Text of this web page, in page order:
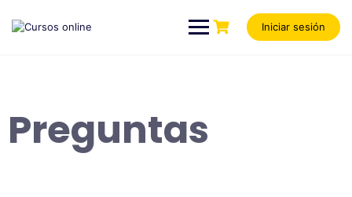
Iniciar sesión
Preguntas